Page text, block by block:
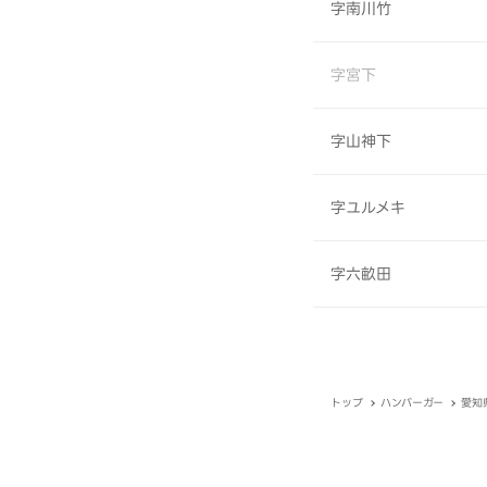
字南川竹
字宮下
字山神下
字ユルメキ
字六畝田
トップ ハンバーガー 愛知